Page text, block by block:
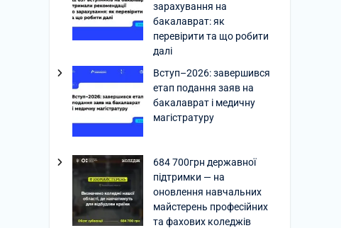
зарахування на
бакалаврат: як
перевірити та що робити
далі
Вступ–2026: завершився
етап подання заяв на
бакалаврат і медичну
магістратуру
684 700грн державної
підтримки — на
оновлення навчальних
майстерень професійних
та фахових коледжів